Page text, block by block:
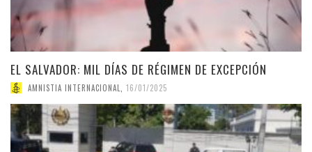
EL SALVADOR: MIL DÍAS DE RÉGIMEN DE EXCEPCIÓN
AMNISTIA INTERNACIONAL 16/01/2025